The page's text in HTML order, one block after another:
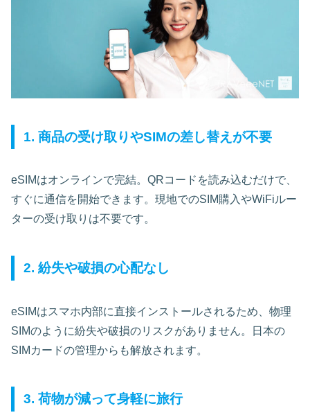
1. 商品の受け取りやSIMの差し替えが不要
eSIMはオンラインで完結。QRコードを読み込むだけで、
すぐに通信を開始できます。現地でのSIM購入やWiFiルー
ターの受け取りは不要です。
2. 紛失や破損の心配なし
eSIMはスマホ内部に直接インストールされるため、物理
SIMのように紛失や破損のリスクがありません。日本の
SIMカードの管理からも解放されます。
3. 荷物が減って身軽に旅行